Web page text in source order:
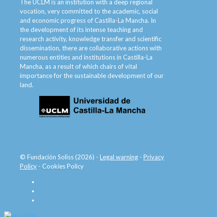
The UCLM is an institution with a deep regional
vocation, very committed to the academic, social
and economic progress of Castilla-La Mancha. In
the development of its intense teaching and
research activity, knowledge transfer and scientific
dissemination, there are collaborative actions with
numerous entities and institutions in Castilla-La
Mancha, as a result of which chairs of vital
importance for the sustainable development of our
land.
© Fundación Soliss (2026) - Legal warning - Privacy
Policy - Cookies Policy